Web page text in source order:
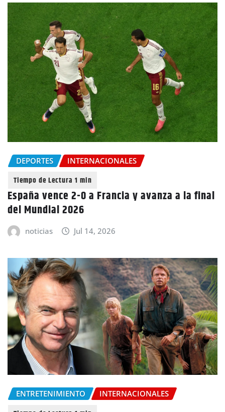
DEPORTES INTERNACIONALES
España vence 2-0 a Francia y avanza a la final
del Mundial 2026
noticias Jul 14, 2026
ENTRETENIMIENTO INTERNACIONALES